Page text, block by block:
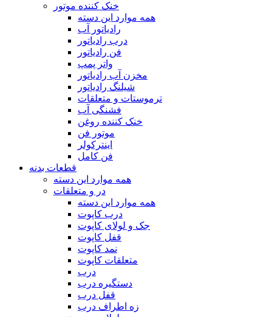
خنک کننده موتور
همه موارد این دسته
رادیاتور آب
درب رادیاتور
فن رادیاتور
واتر پمپ
مخزن آب رادیاتور
شیلنگ‌ رادیاتور
ترموستات و متعلقات
فشنگی آب
خنک‌ کننده روغن
موتور فن
اینترکولر
فن کامل
قطعات بدنه
همه موارد این دسته
در و متعلقات
همه موارد این دسته
درب کاپوت
جک و لولای کاپوت
قفل کاپوت
نمد کاپوت
متعلقات کاپوت
درب
دستگیره درب
قفل درب
زه اطراف درب